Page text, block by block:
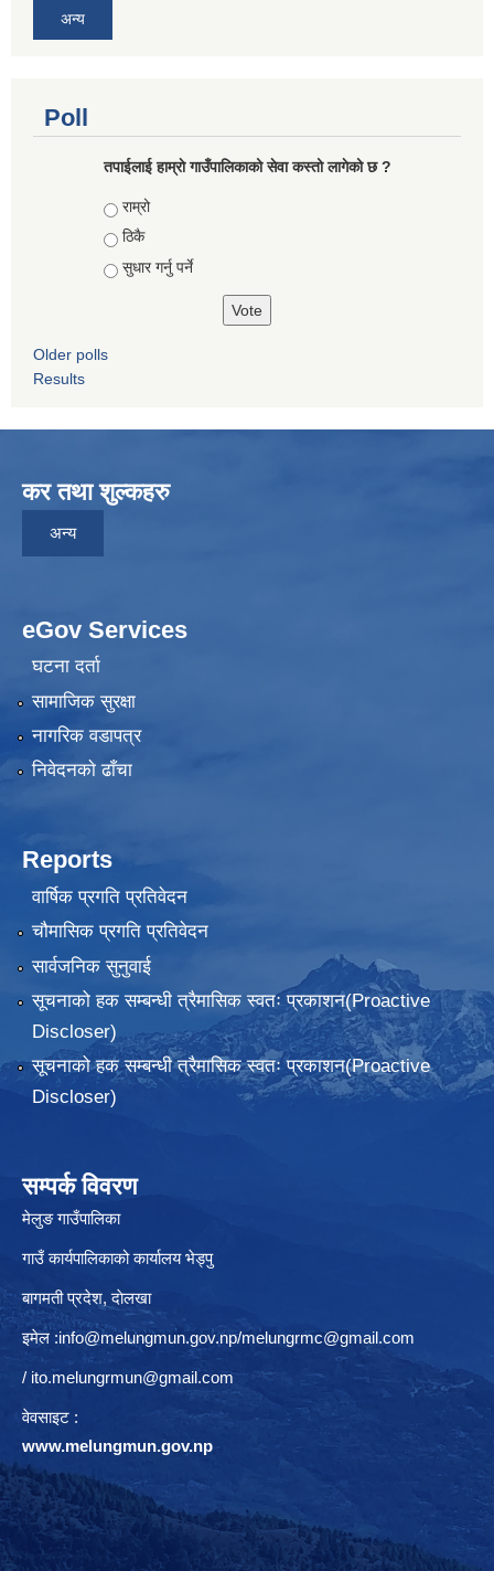
अन्य
Poll
तपाईलाई हाम्राे गाउँपालिकाको सेवा कस्तो लागेको छ ?
Choices
राम्रो
ठिकै
सुधार गर्नु पर्ने
Older polls
Results
कर तथा शुल्कहरु
अन्य
eGov Services
घटना दर्ता
सामाजिक सुरक्षा
नागरिक वडापत्र
निवेदनकाे ढाँचा
Reports
वार्षिक प्रगति प्रतिवेदन
चौमासिक प्रगति प्रतिवेदन
सार्वजनिक सुनुवाई
सूचनाको हक सम्बन्धी त्रैमासिक स्वतः प्रकाशन(Proactive
Discloser)
सूचनाको हक सम्बन्धी त्रैमासिक स्वतः प्रकाशन(Proactive
Discloser)
सम्पर्क विवरण
मेलुङ गाउँपालिका
गाउँ कार्यपालिकाको कार्यालय भेड्पु
बागमती प्रदेश, दाेलखा
इमेल :info@melungmun.gov.np/melungrmc@gmail.com
/ ito.melungrmun@gmail.com
वेवसाइट :
www.melungmun.gov.np